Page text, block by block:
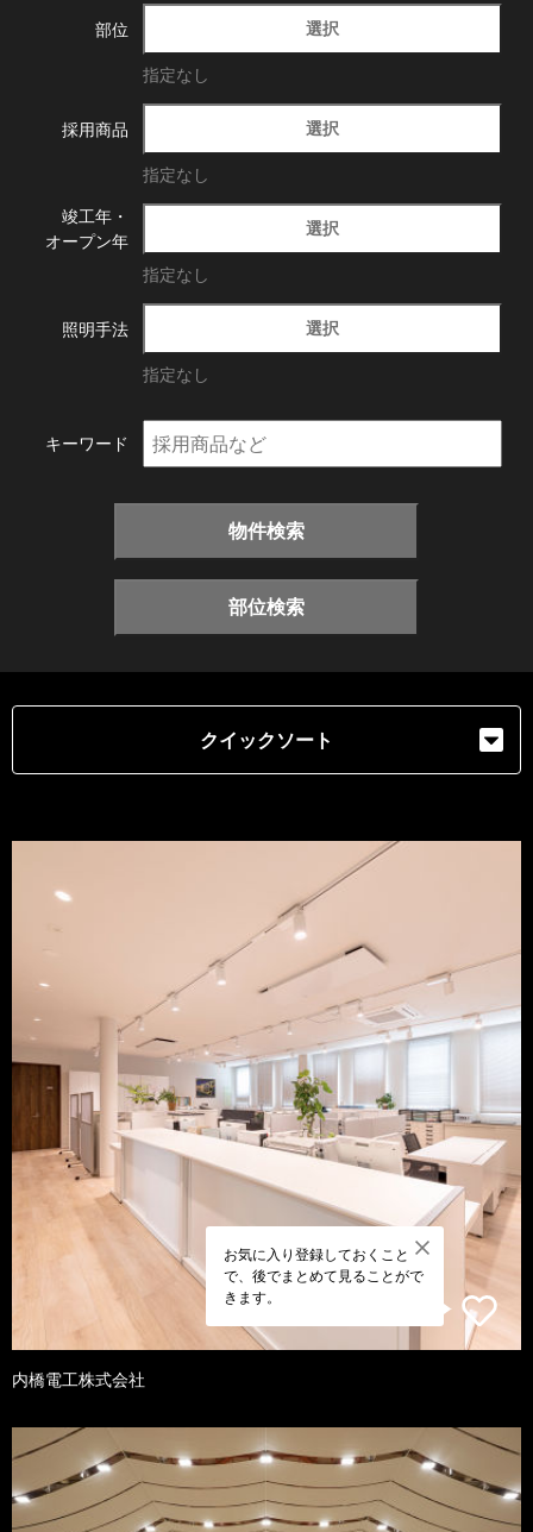
部位 選択
指定なし
採用商品 選択
指定なし
竣工年・
オープン年
選択
指定なし
照明手法 選択
指定なし
キーワード
物件検索
部位検索
クイックソート
お気に入り登録しておくこと
で、後でまとめて見ることがで
きます。
内橋電工株式会社